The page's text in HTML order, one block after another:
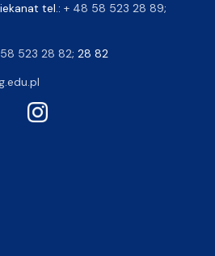
tel.: + 48 58 523 28 89;
523 28 82; 28 82